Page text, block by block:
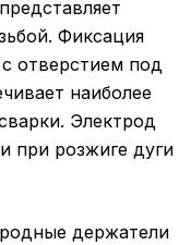
Фиксация
отверстием под
наиболее
Электрод
при розжиге дуги
держатели